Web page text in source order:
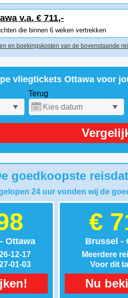
v.a. € 711,-
die binnen 6 weken vertrekken
en boekingskosten van de bovenstaande
vliegtickets Ottawa voor
Terug
goedkoopste
24 uur vonden wij de
Ottawa
12-17
01-03
€
Brussel -
Meerdere
Voor dit
Nu